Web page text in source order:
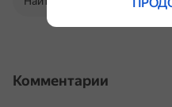
Комментарии